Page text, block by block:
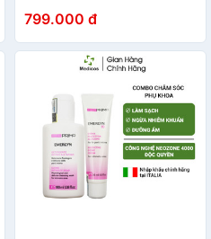
20ml & DottorPrimo
Emergency Oil 30ml
799.000 đ